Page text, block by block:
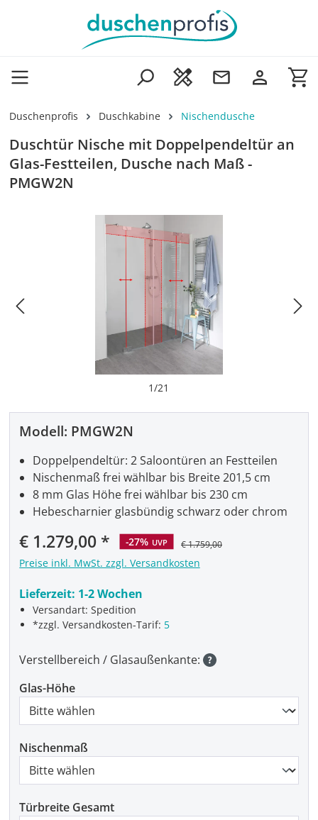
Zum Hauptinhalt springen
Duschenprofis Duschkabine Nischendusche
Duschtür Nische mit Doppelpendeltür an
Glas-Festteilen, Dusche nach Maß -
PMGW2N
Bildergalerie überspringen
1/21
Modell: PMGW2N
Verkaufspreis:
€ 1.279,00 -27% UVP € 1.759,00
Preise inkl. MwSt. zzgl. Versandkosten
Lieferzeit: 1-2 Wochen
Versandart: Spedition
*zzgl. Versandkosten-Tarif: 5
Doppelpendeltür: 2 Saloontüren an Festteilen
Nischenmaß frei wählbar bis Breite 201,5 cm
8 mm Glas Höhe frei wählbar bis 230 cm
Hebescharnier glasbündig schwarz oder chrom
Verstellbereich / Glasaußenkante:
Glas-Höhe
Nischenmaß
Türbreite Gesamt